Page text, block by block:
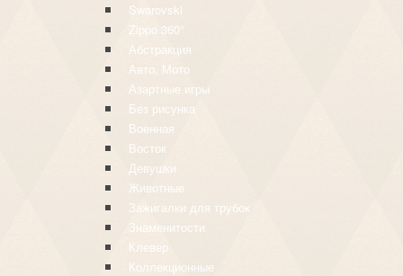
Swarovski
Zippo 360°
Абстракция
Авто, Мото
Азартные игры
Без рисунка
Военная
Восток
Девушки
Животные
Зажигалки для трубок
Знаменитости
Клевер
Коллекционные